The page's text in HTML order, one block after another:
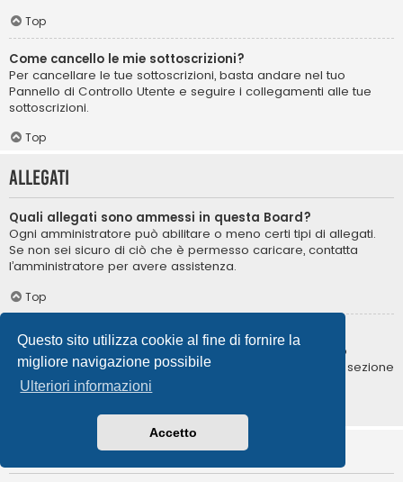
Questo sito utilizza cookie al fine di fornire la
migliore navigazione possibile
Ulteriori informazioni
Accetto
Top
Come cancello le mie sottoscrizioni?
Per cancellare le tue sottoscrizioni, basta andare nel tuo
Pannello di Controllo Utente e seguire i collegamenti alle tue
sottoscrizioni.
Top
Allegati
Quali allegati sono ammessi in questa Board?
Ogni amministratore può abilitare o meno certi tipi di allegati.
Se non sei sicuro di ciò che è permesso caricare, contatta
l’amministratore per avere assistenza.
Top
Come posso trovare i miei allegati?
Per trovare la lista degli allegati da te caricati, vai nel tuo
Pannello di Controllo Utente e segui i collegamenti nella sezione
degli allegati.
Informazioni su phpBB